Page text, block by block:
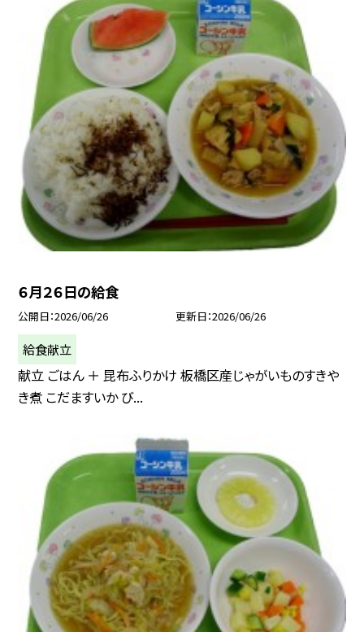
６月２６日の給食
公開日 2026/06/26 更新日 2026/06/26
給食献立
献立 ごはん ＋ 昆布ふりかけ 板橋区産じゃがいものすきや
き煮 こだますいか び...